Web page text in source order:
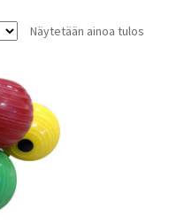
Näytetään ainoa tulos